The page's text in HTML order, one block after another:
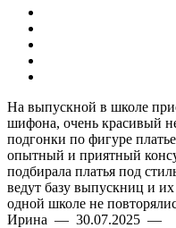
На выпускной в школе
шифона, очень красивый
подгонки по фигуре
опытный и приятный
подбирала платья под
ведут базу выпускниц и
одной школе не
Ирина — 30.07.2025 —